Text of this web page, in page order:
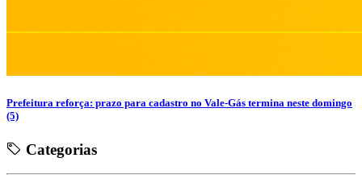
Prefeitura reforça: prazo para cadastro no Vale-Gás termina neste domingo
(5)
Categorias